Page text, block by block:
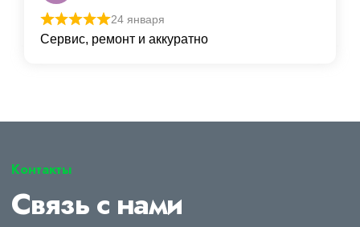
24 января
Сервис, ремонт и аккуратно
Контакты
Связь с нами